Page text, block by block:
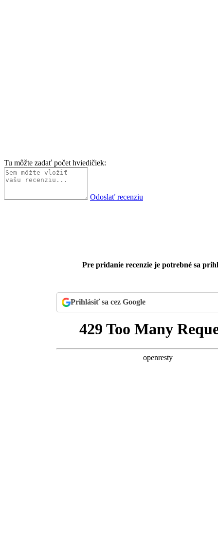
Tu môžte zadať počet hviedičiek:
Odoslať recenziu
Pre pridanie recenzie je potrebné sa
Prihlásiť sa cez Google